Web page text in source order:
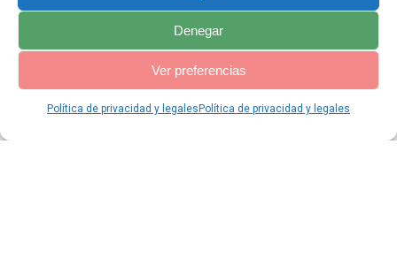
Denegar
Ver preferencias
Política de privacidad y legales Política de privacidad y legales